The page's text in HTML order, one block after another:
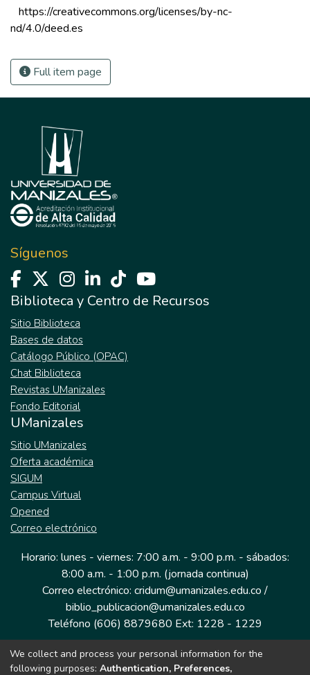
https://creativecommons.org/licenses/by-nc-
nd/4.0/deed.es
Full item page
Síguenos
Biblioteca y Centro de Recursos
Sitio Biblioteca
Bases de datos
Catálogo Público (OPAC)
Chat Biblioteca
Revistas UManizales
Fondo Editorial
UManizales
Sitio UManizales
Oferta académica
SIGUM
Campus Virtual
Opened
Correo electrónico
Horario: lunes - viernes: 7:00 a.m. - 9:00 p.m. - sábados:
8:00 a.m. - 1:00 p.m. (jornada continua)
Correo electrónico: cridum@umanizales.edu.co /
biblio_publicacion@umanizales.edu.co
Teléfono (606) 8879680 Ext: 1228 - 1229
Dirección: Cra 9 a # 19-03 Edificio histórico, piso 1
We collect and process your personal information for the
following purposes: Authentication, Preferences,